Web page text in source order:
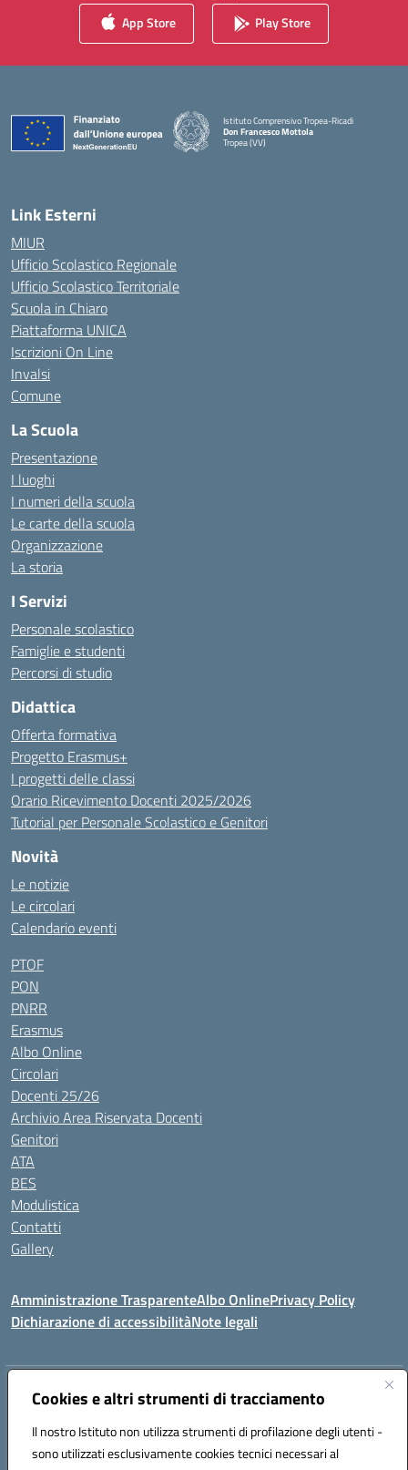
Cookies e altri strumenti di tracciamento
Il nostro Istituto non utilizza strumenti di profilazione degli utenti -
sono utilizzati esclusivamente cookies tecnici necessari al
App Store Play Store
Istituto Comprensivo Tropea-Ricadi
Don Francesco Mottola
Tropea (VV)
— Visita la pagina iniziale della scuola
Link Esterni
MIUR
Ufficio Scolastico Regionale
Ufficio Scolastico Territoriale
Scuola in Chiaro
Piattaforma UNICA
Iscrizioni On Line
Invalsi
Comune
La Scuola
Presentazione
I luoghi
I numeri della scuola
Le carte della scuola
Organizzazione
La storia
I Servizi
Personale scolastico
Famiglie e studenti
Percorsi di studio
Didattica
Offerta formativa
Progetto Erasmus+
I progetti delle classi
Orario Ricevimento Docenti 2025/2026
Tutorial per Personale Scolastico e Genitori
Novità
Le notizie
Le circolari
Calendario eventi
PTOF
PON
PNRR
Erasmus
Albo Online
Circolari
Docenti 25/26
Archivio Area Riservata Docenti
Genitori
ATA
BES
Modulistica
Contatti
Gallery
Amministrazione TrasparenteAlbo OnlinePrivacy Policy
Dichiarazione di accessibilitàNote legali
Indirizzo:Via Coniugi Crigna – Cap. 89861 – Tropea (VV)
Posta elettronica certificata (PEC):vvic82200d@pec.istruzione.it
Codice fiscale: 96012410799